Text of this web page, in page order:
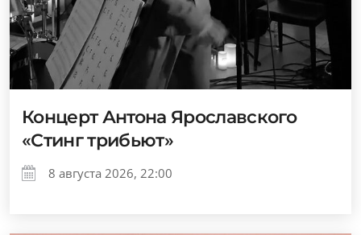
Концерт Антона Ярославского
«Стинг трибьют»
8 августа 2026, 22:00